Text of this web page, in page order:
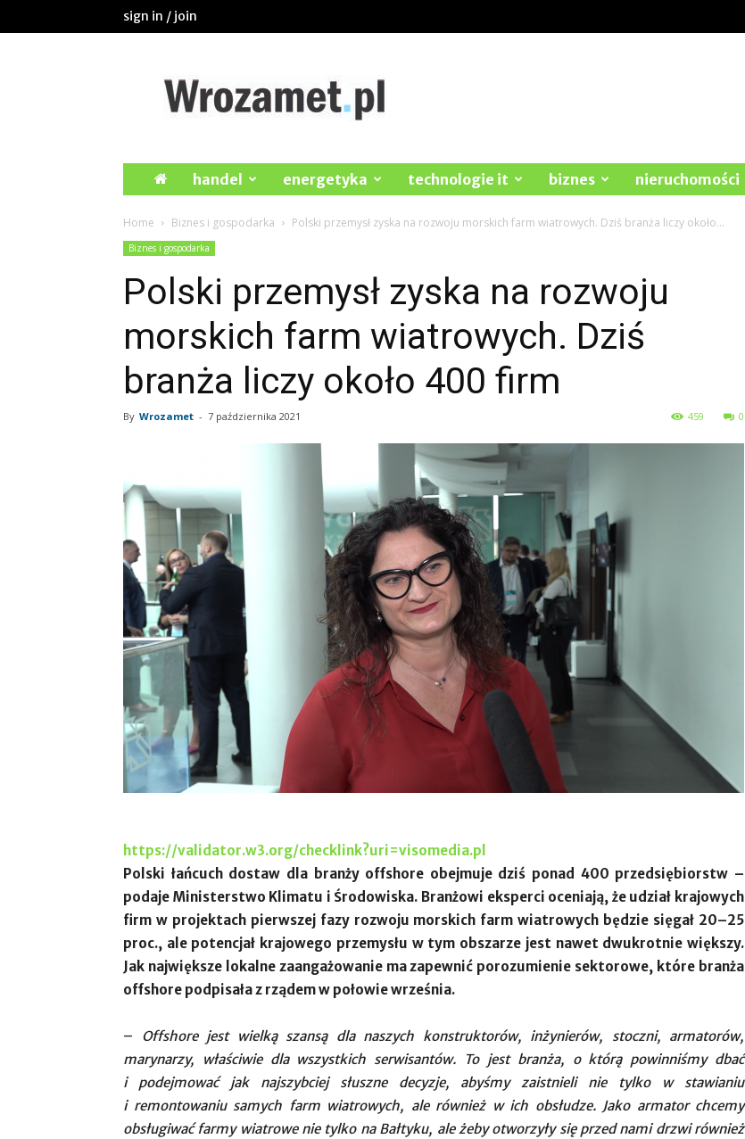
sign in / join
handel energetyka technologie it biznes nieruchomości
Home Biznes i gospodarka Polski przemysł zyska na rozwoju morskich farm wiatrowych. Dziś branża liczy około...
Biznes i gospodarka
Polski przemysł zyska na rozwoju
morskich farm wiatrowych. Dziś
branża liczy około 400 firm
By Wrozamet - 7 października 2021 0
459
https://validator.w3.org/checklink?uri=visomedia.pl
Polski łańcuch dostaw dla branży offshore obejmuje dziś ponad 400 przedsiębiorstw –
podaje Ministerstwo Klimatu i Środowiska. Branżowi eksperci oceniają, że udział krajowych
firm w projektach pierwszej fazy rozwoju morskich farm wiatrowych będzie sięgał 20–25
proc., ale potencjał krajowego przemysłu w tym obszarze jest nawet dwukrotnie większy.
Jak największe lokalne zaangażowanie ma zapewnić porozumienie sektorowe, które branża
offshore podpisała z rządem w połowie września.
– Offshore jest wielką szansą dla naszych konstruktorów, inżynierów, stoczni, armatorów,
marynarzy, właściwie dla wszystkich serwisantów. To jest branża, o którą powinniśmy dbać
i podejmować jak najszybciej słuszne decyzje, abyśmy zaistnieli nie tylko w stawianiu
i remontowaniu samych farm wiatrowych, ale również w ich obsłudze. Jako armator chcemy
obsługiwać farmy wiatrowe nie tylko na Bałtyku, ale żeby otworzyły się przed nami drzwi również